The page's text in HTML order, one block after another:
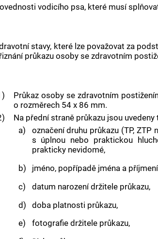
vodicího psa, které musí
stavy, které lze považovat za
průkazu osoby se zdravotním
Průkaz osoby se zdravotním
o rozměrech 54 x 86 mm.
Na přední straně průkazu jsou uvedeny
a)
označení druhu průkazu (TP,
s úplnou nebo praktickou
prakticky nevidomé,
b)
jméno, popřípadě jména a
c)
datum narození držitele průkazu,
d)
doba platnosti průkazu,
e)
fotografie držitele průkazu,